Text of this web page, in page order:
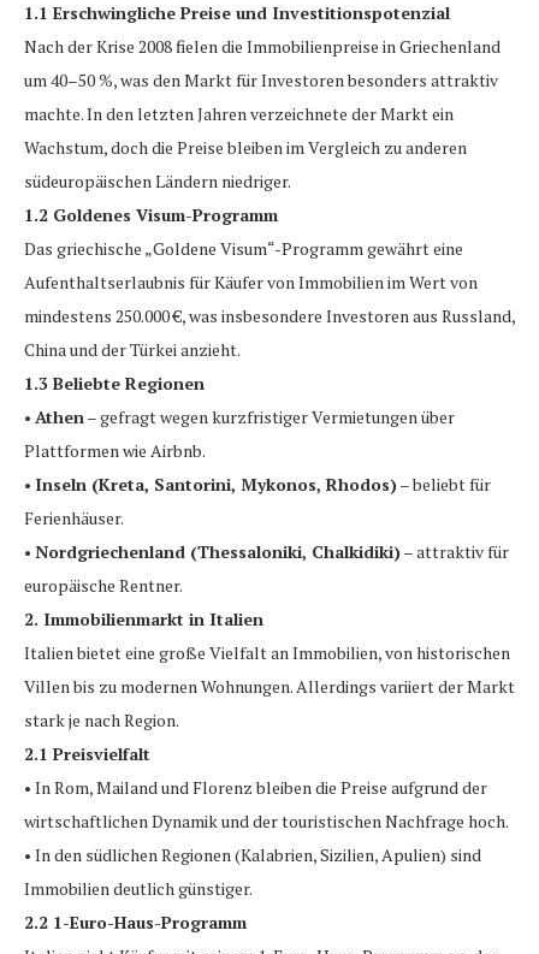
1.1 Erschwingliche Preise und Investitionspotenzial
Nach der Krise 2008 fielen die Immobilienpreise in Griechenland
um 40–50 %, was den Markt für Investoren besonders attraktiv
machte. In den letzten Jahren verzeichnete der Markt ein
Wachstum, doch die Preise bleiben im Vergleich zu anderen
südeuropäischen Ländern niedriger.
1.2 Goldenes Visum-Programm
Das griechische „Goldene Visum“-Programm gewährt eine
Aufenthaltserlaubnis für Käufer von Immobilien im Wert von
mindestens 250.000 €, was insbesondere Investoren aus Russland,
China und der Türkei anzieht.
1.3 Beliebte Regionen
• Athen– gefragt wegen kurzfristiger Vermietungen über
Plattformen wie Airbnb.
• Inseln (Kreta, Santorini, Mykonos, Rhodos)– beliebt für
Ferienhäuser.
• Nordgriechenland (Thessaloniki, Chalkidiki)– attraktiv für
europäische Rentner.
2. Immobilienmarkt in Italien
Italien bietet eine große Vielfalt an Immobilien, von historischen
Villen bis zu modernen Wohnungen. Allerdings variiert der Markt
stark je nach Region.
2.1 Preisvielfalt
• In Rom, Mailand und Florenz bleiben die Preise aufgrund der
wirtschaftlichen Dynamik und der touristischen Nachfrage hoch.
• In den südlichen Regionen (Kalabrien, Sizilien, Apulien) sind
Immobilien deutlich günstiger.
2.2 1-Euro-Haus-Programm